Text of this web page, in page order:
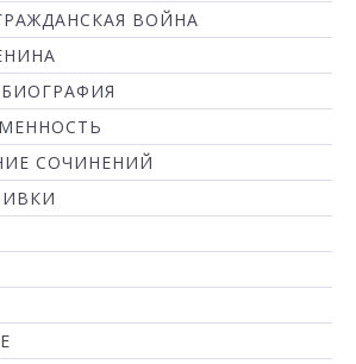
ВОЙНА
СОЧИНЕНИЙ